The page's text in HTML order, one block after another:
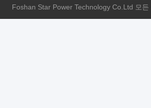
Foshan Star Power Technology Co.Ltd 모